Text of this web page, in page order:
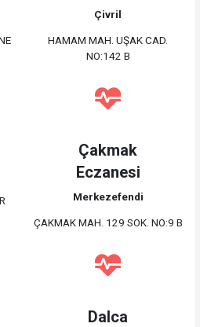
Çivril
HAMAM MAH. UŞAK CAD.
NO:142 B
Çakmak
Eczanesi
Merkezefendi
ÇAKMAK MAH. 129 SOK. NO:9 B
Dalca